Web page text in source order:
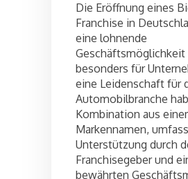
Die Eröffnung eines
Franchise in
eine lohnende
Geschäftsmöglichkeit
besonders für
eine Leidenschaft für
Automobilbranche
Kombination aus
Markennamen,
Unterstützung durch
Franchisegeber und
bewährten